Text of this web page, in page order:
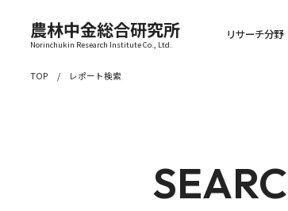
農林中金総合研究所
Norinchukin Research Institute Co., Ltd.
リサーチ分野
TOP レポート検索